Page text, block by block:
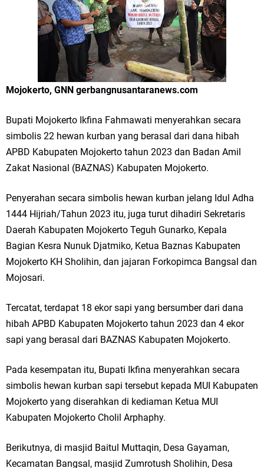
Tumpeng Nasi Krawu Pecahkan Rekor MURI, KWGe Angkat Kuliner
Gresik ke Panggung Dunia
FOZ Jatim, BAZNAS, dan Kemenag Salurkan 22.456 Bingkisan Lebaran
Bupati Gresik Gus Yani Resmikan Kantor Desa Sidoraharjo: Simbol
Komitmen Pelayanan Publik dan Kepedulian Sosial
Optik Merlin Donasikan Rp10,36 Juta, Perkuat Keberlanjutan Program
JKNN
Ruwatan Malam Satu Suro di Dusun Kedungsekar Lor, Tradisi Luhur
yang Terus Istiqomah
Ketua DPD Golkar Gresik Wongso Negoro Sambut Tahun Baru Islam
Wakil Ketua DPRD Gresik Mujid Riduan Sampaikan Doa dan Harapan di
Selamat Tahun Baru Islam 1 Muharram 1448 H: Pesan Hijrah Drs. H.
Husnul Aqib, M.M. untuk Negeri
PDUF MUI Jatim Gelar Doa Awal Tahun Hijriah, Teguhkan Optimisme
Menuju Indonesia Emas 2045
Mojokerto, GNN gerbangnusantaranews.com
Bupati Mojokerto Ikfina Fahmawati menyerahkan secara
simbolis 22 hewan kurban yang berasal dari dana hibah
APBD Kabupaten Mojokerto tahun 2023 dan Badan Amil
Zakat Nasional (BAZNAS) Kabupaten Mojokerto.
Penyerahan secara simbolis hewan kurban jelang Idul Adha
1444 Hijriah/Tahun 2023 itu, juga turut dihadiri Sekretaris
Daerah Kabupaten Mojokerto Teguh Gunarko, Kepala
Bagian Kesra Nunuk Djatmiko, Ketua Baznas Kabupaten
Mojokerto KH Sholihin, dan jajaran Forkopimca Bangsal dan
Mojosari.
Tercatat, terdapat 18 ekor sapi yang bersumber dari dana
hibah APBD Kabupaten Mojokerto tahun 2023 dan 4 ekor
sapi yang berasal dari BAZNAS Kabupaten Mojokerto.
Pada kesempatan itu, Bupati Ikfina menyerahkan secara
simbolis hewan kurban sapi tersebut kepada MUI Kabupaten
Mojokerto yang diserahkan di kediaman Ketua MUI
Kabupaten Mojokerto Cholil Arphaphy.
Berikutnya, di masjid Baitul Muttaqin, Desa Gayaman,
Kecamatan Bangsal, masjid Zumrotush Sholihin, Desa